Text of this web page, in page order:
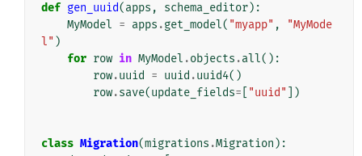
def gen_uuid(apps , schema_editor):
MyModel = apps .get_model( "myapp" ,
"MyMode
l" )
for row in MyModel .objects .all():
row.uuid = uuid .uuid4()
row.save(update_fields= "uuid" ])
class Migration(migrations .Migration ):